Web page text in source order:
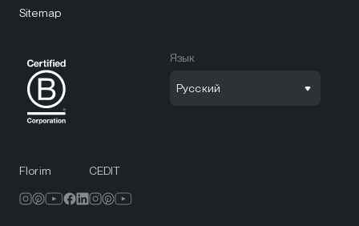
Sitemap
Язык
Русский
Florim CEDIT